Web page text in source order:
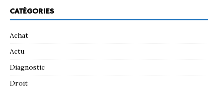
CATÉGORIES
Achat
Actu
Diagnostic
Droit